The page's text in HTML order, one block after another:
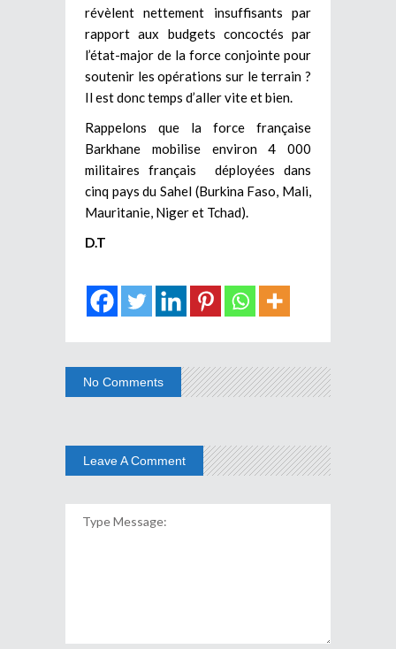
révèlent nettement insuffisants par
rapport aux budgets concoctés par
l’état-major de la force conjointe pour
soutenir les opérations sur le terrain ?
Il est donc temps d’aller vite et bien.
Rappelons que la force française
Barkhane mobilise environ 4 000
militaires français déployées dans
cinq pays du Sahel (Burkina Faso, Mali,
Mauritanie, Niger et Tchad).
D.T
No Comments
Leave A Comment